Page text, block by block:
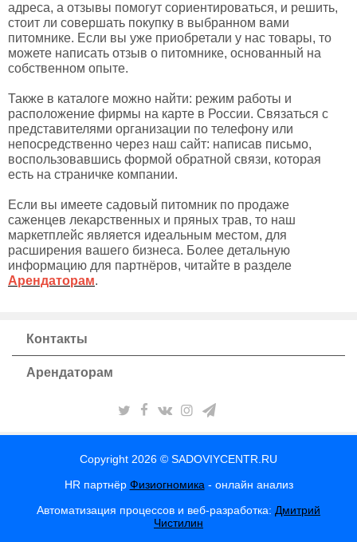
адреса, а отзывы помогут сориентироваться, и решить,
стоит ли совершать покупку в выбранном вами
питомнике. Если вы уже приобретали у нас товары, то
можете написать отзыв о питомнике, основанный на
собственном опыте.
Также в каталоге можно найти: режим работы и
расположение фирмы на карте в России. Связаться с
представителями организации по телефону или
непосредственно через наш сайт: написав письмо,
воспользовавшись формой обратной связи, которая
есть на страничке компании.
Если вы имеете садовый питомник по продаже
саженцев лекарственных и пряных трав, то наш
маркетплейс является идеальным местом, для
расширения вашего бизнеса. Более детальную
информацию для партнёров, читайте в разделе
Арендаторам.
Контакты
Арендаторам
Copyright 2026 © SADOVIYCENTR.RU
HR партнёр Физиогномика - онлайн анализ
Автоматизация процессов и веб-разработка: Дмитрий
Чистилин